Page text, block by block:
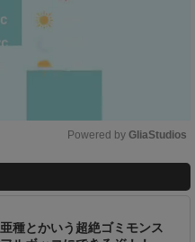
u
e
Powered by GliaStudios
種とかいう超絶ゴミモンス